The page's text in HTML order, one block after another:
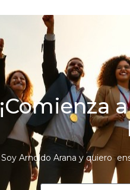
¡Comienza
Soy Arnoldo Arana y quiero